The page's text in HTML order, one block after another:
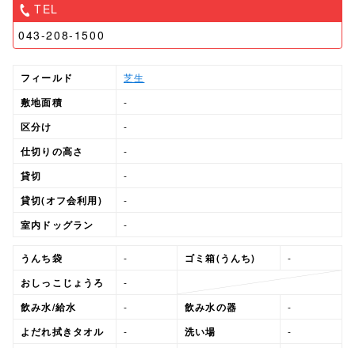
TEL
043-208-1500
フィールド 芝生
敷地面積 -
区分け -
仕切りの高さ -
貸切 -
貸切(オフ会利用) -
室内ドッグラン -
うんち袋 - ゴミ箱(うんち) -
おしっこじょうろ -
飲み水/給水 - 飲み水の器 -
よだれ拭きタオル - 洗い場 -